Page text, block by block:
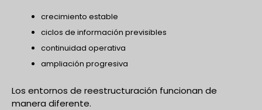
crecimiento estable
ciclos de información previsibles
continuidad operativa
ampliación progresiva
Los entornos de reestructuración funcionan de
manera diferente.